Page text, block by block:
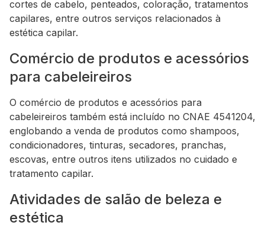
cortes de cabelo, penteados, coloração, tratamentos
capilares, entre outros serviços relacionados à
estética capilar.
Comércio de produtos e acessórios
para cabeleireiros
O comércio de produtos e acessórios para
cabeleireiros também está incluído no CNAE 4541204,
englobando a venda de produtos como shampoos,
condicionadores, tinturas, secadores, pranchas,
escovas, entre outros itens utilizados no cuidado e
tratamento capilar.
Atividades de salão de beleza e
estética